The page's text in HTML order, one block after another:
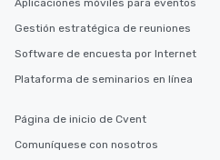
Aplicaciones móviles para eventos
Gestión estratégica de reuniones
Software de encuesta por Internet
Plataforma de seminarios en línea
Página de inicio de Cvent
Comuníquese con nosotros